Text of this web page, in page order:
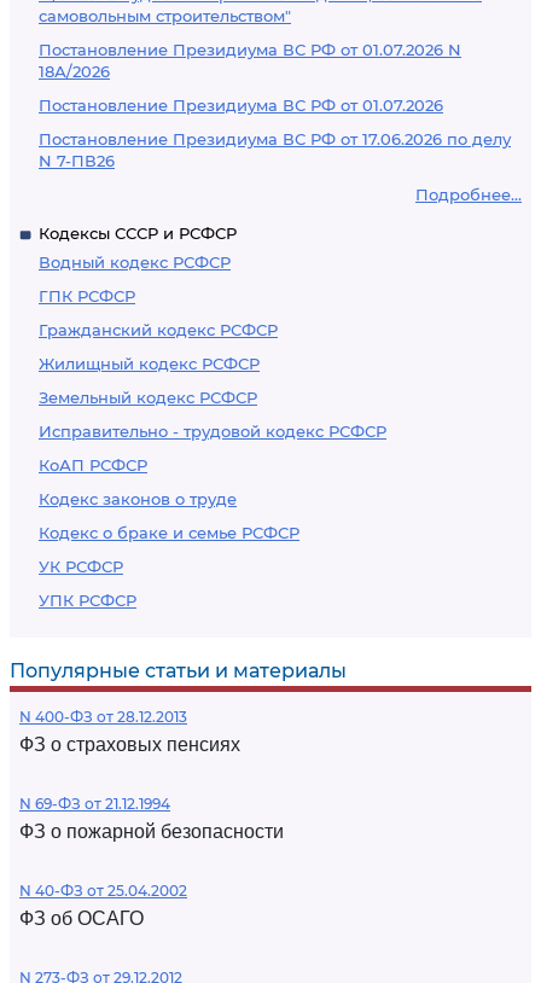
самовольным строительством"
Постановление Президиума ВС РФ от 01.07.2026 N
18А/2026
Постановление Президиума ВС РФ от 01.07.2026
Постановление Президиума ВС РФ от 17.06.2026 по делу
N 7-ПВ26
Подробнее...
Кодексы СССР и РСФСР
Водный кодекс РСФСР
ГПК РСФСР
Гражданский кодекс РСФСР
Жилищный кодекс РСФСР
Земельный кодекс РСФСР
Исправительно - трудовой кодекс РСФСР
КоАП РСФСР
Кодекс законов о труде
Кодекс о браке и семье РСФСР
УК РСФСР
УПК РСФСР
Популярные статьи и материалы
N 400-ФЗ от 28.12.2013
ФЗ о страховых пенсиях
N 69-ФЗ от 21.12.1994
ФЗ о пожарной безопасности
N 40-ФЗ от 25.04.2002
ФЗ об ОСАГО
N 273-ФЗ от 29.12.2012